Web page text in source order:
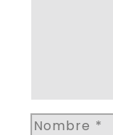
Nombre